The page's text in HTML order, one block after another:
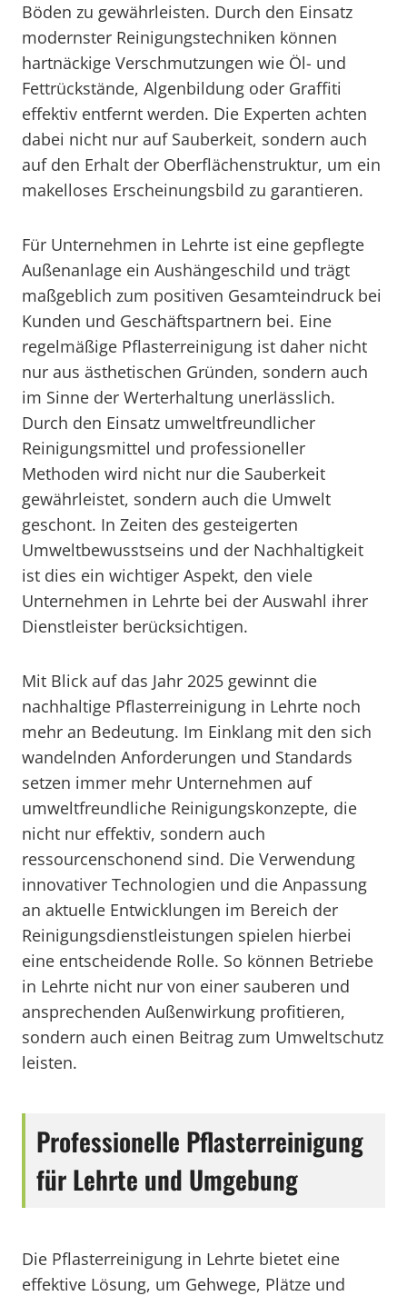
Böden zu gewährleisten. Durch den Einsatz
modernster Reinigungstechniken können
hartnäckige Verschmutzungen wie Öl- und
Fettrückstände, Algenbildung oder Graffiti
effektiv entfernt werden. Die Experten achten
dabei nicht nur auf Sauberkeit, sondern auch
auf den Erhalt der Oberflächenstruktur, um ein
makelloses Erscheinungsbild zu garantieren.
Für Unternehmen in Lehrte ist eine gepflegte
Außenanlage ein Aushängeschild und trägt
maßgeblich zum positiven Gesamteindruck bei
Kunden und Geschäftspartnern bei. Eine
regelmäßige Pflasterreinigung ist daher nicht
nur aus ästhetischen Gründen, sondern auch
im Sinne der Werterhaltung unerlässlich.
Durch den Einsatz umweltfreundlicher
Reinigungsmittel und professioneller
Methoden wird nicht nur die Sauberkeit
gewährleistet, sondern auch die Umwelt
geschont. In Zeiten des gesteigerten
Umweltbewusstseins und der Nachhaltigkeit
ist dies ein wichtiger Aspekt, den viele
Unternehmen in Lehrte bei der Auswahl ihrer
Dienstleister berücksichtigen.
Mit Blick auf das Jahr 2025 gewinnt die
nachhaltige Pflasterreinigung in Lehrte noch
mehr an Bedeutung. Im Einklang mit den sich
wandelnden Anforderungen und Standards
setzen immer mehr Unternehmen auf
umweltfreundliche Reinigungskonzepte, die
nicht nur effektiv, sondern auch
ressourcenschonend sind. Die Verwendung
innovativer Technologien und die Anpassung
an aktuelle Entwicklungen im Bereich der
Reinigungsdienstleistungen spielen hierbei
eine entscheidende Rolle. So können Betriebe
in Lehrte nicht nur von einer sauberen und
ansprechenden Außenwirkung profitieren,
sondern auch einen Beitrag zum Umweltschutz
leisten.
Professionelle Pflasterreinigung
für Lehrte und Umgebung
Die Pflasterreinigung in Lehrte bietet eine
effektive Lösung, um Gehwege, Plätze und